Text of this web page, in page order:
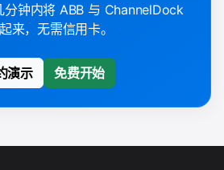
分钟内将 ABB 与 ChannelDock
来，无需信用卡。
演示 免费开始